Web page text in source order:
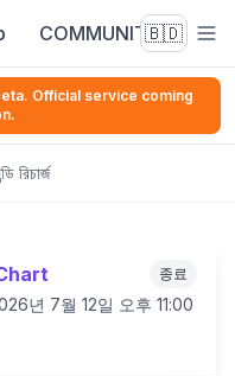
COMMUNITY🇧🇩
Official service coming
রিচার্জ
종료
년 7월 12일 오후 11:00